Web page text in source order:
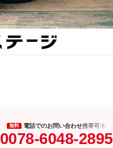
無料 電話でのお問い合わせ携帯可
0078-6048-2895